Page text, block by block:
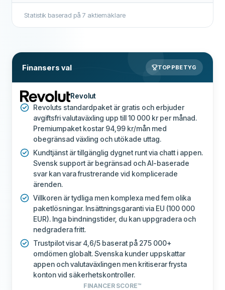
Tillsynsmyndighet
Livechatt Nej
E-postsupport
Telefonsupport
Communityforum
YTTERLIGARE FÄLT
Rekommenderat företag Ja
Mer om detta företag
Statistik baserad på 7 aktiemäklare
Finansers val TOPPBETYG
Revolut
Revoluts standardpaket är gratis och erbjuder
avgiftsfri valutaväxling upp till 10 000 kr per månad.
Premiumpaket kostar 94,99 kr/mån med
obegränsad växling och utökade uttag.
Kundtjänst är tillgänglig dygnet runt via chatt i appen.
Svensk support är begränsad och AI-baserade
svar kan vara frustrerande vid komplicerade
ärenden.
Villkoren är tydliga men komplexa med fem olika
paketlösningar. Insättningsgaranti via EU (100 000
EUR). Inga bindningstider, du kan uppgradera och
nedgradera fritt.
Trustpilot visar 4,6/5 baserat på 275 000+
omdömen globalt. Svenska kunder uppskattar
appen och valutaväxlingen men kritiserar frysta
konton vid säkerhetskontroller.
FINANCER SCORE™